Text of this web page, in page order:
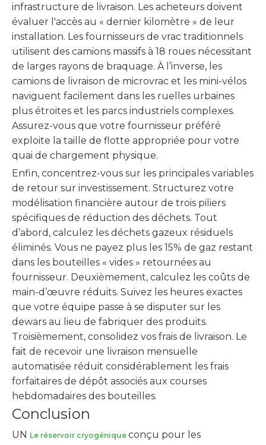
infrastructure de livraison. Les acheteurs doivent
évaluer l'accès au « dernier kilomètre » de leur
installation. Les fournisseurs de vrac traditionnels
utilisent des camions massifs à 18 roues nécessitant
de larges rayons de braquage. À l’inverse, les
camions de livraison de microvrac et les mini-vélos
naviguent facilement dans les ruelles urbaines
plus étroites et les parcs industriels complexes.
Assurez-vous que votre fournisseur préféré
exploite la taille de flotte appropriée pour votre
quai de chargement physique.
Enfin, concentrez-vous sur les principales variables
de retour sur investissement. Structurez votre
modélisation financière autour de trois piliers
spécifiques de réduction des déchets. Tout
d’abord, calculez les déchets gazeux résiduels
éliminés. Vous ne payez plus les 15% de gaz restant
dans les bouteilles « vides » retournées au
fournisseur. Deuxièmement, calculez les coûts de
main-d’œuvre réduits. Suivez les heures exactes
que votre équipe passe à se disputer sur les
dewars au lieu de fabriquer des produits.
Troisièmement, consolidez vos frais de livraison. Le
fait de recevoir une livraison mensuelle
automatisée réduit considérablement les frais
forfaitaires de dépôt associés aux courses
hebdomadaires des bouteilles.
Conclusion
UN Le réservoir cryogénique conçu pour les